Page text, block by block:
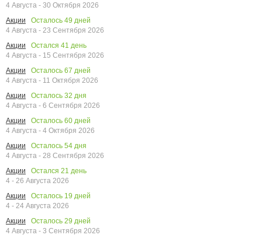
4 Августа - 30 Октября 2026
Акции
Осталось 49 дней
4 Августа - 23 Сентября 2026
Акции
Остался 41 день
4 Августа - 15 Сентября 2026
Акции
Осталось 67 дней
4 Августа - 11 Октября 2026
Акции
Осталось 32 дня
4 Августа - 6 Сентября 2026
Акции
Осталось 60 дней
4 Августа - 4 Октября 2026
Акции
Осталось 54 дня
4 Августа - 28 Сентября 2026
Акции
Остался 21 день
4 - 26 Августа 2026
Акции
Осталось 19 дней
4 - 24 Августа 2026
Акции
Осталось 29 дней
4 Августа - 3 Сентября 2026